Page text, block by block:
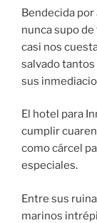
Bendecida
nunca supo
casi nos
salvado
sus
El hotel para
cumplir
como cárcel
especiales.
Entre sus
marinos